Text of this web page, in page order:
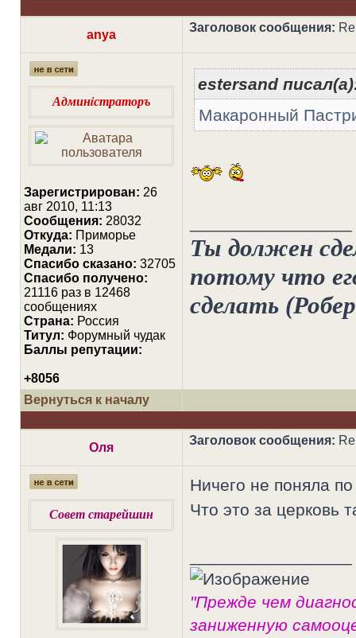
anya
Заголовок сообщения:
Админiстраторъ
Зарегистрирован: 26
авг 2010, 11:13
Сообщения: 28032
Откуда: Приморье
Медали: 13
Cпасибо сказано: 32705
Спасибо получено:
21116 раз в 12468
сообщениях
Страна: Россия
Титул: Форумный чудак
Баллы репутации:
+8056
estersand
Макаронный
Ты должен
потому что
сделать
Вернуться к началу
Оля
Заголовок сообщения:
Совет старейшин
Ничего не поняла
Что это за церковь
"Прежде чем
заниженную